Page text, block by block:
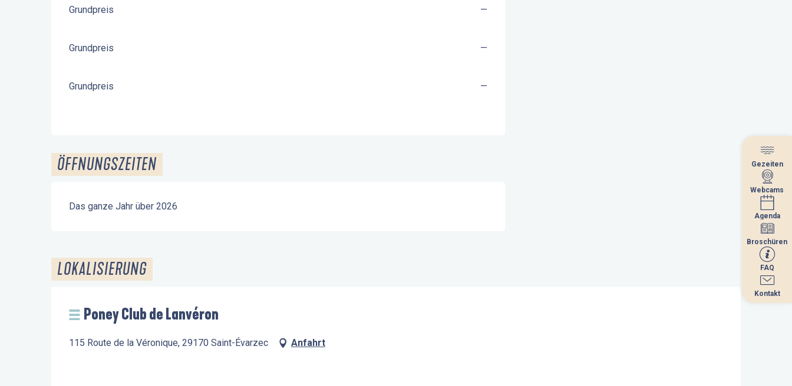
Gezeiten
Webcams
Agenda
Broschüren
FAQ
Kontakt
Kontakt
Grundpreis —
Grundpreis —
Grundpreis —
ÖFFNUNGSZEITEN
Das ganze Jahr über 2026
LOKALISIERUNG
Poney Club de Lanvéron
115 Route de la Véronique, 29170 Saint-Évarzec Anfahrt